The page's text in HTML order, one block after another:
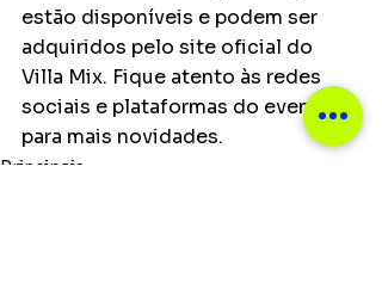
estão disponíveis e podem ser
adquiridos pelo site oficial do
Villa Mix. Fique atento às redes
sociais e plataformas do evento
para mais novidades.
Principais